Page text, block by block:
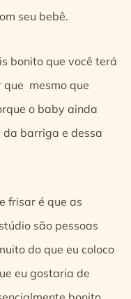
seu bebê.
bonito que você terá
mesmo que
o baby ainda
da barriga e dessa
frisar é que as
são pessoas
do que eu coloco
eu gostaria de